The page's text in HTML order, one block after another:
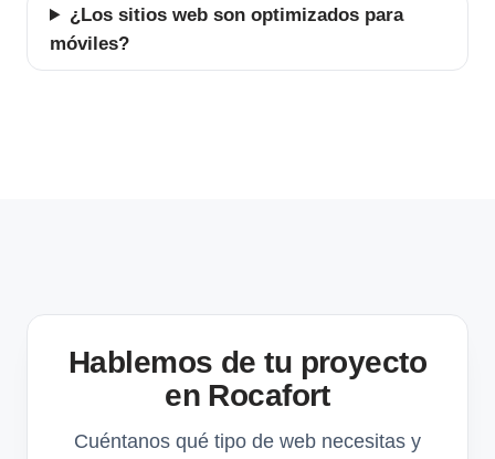
¿Los sitios web son optimizados para
móviles?
Hablemos de tu proyecto
en Rocafort
Cuéntanos qué tipo de web necesitas y